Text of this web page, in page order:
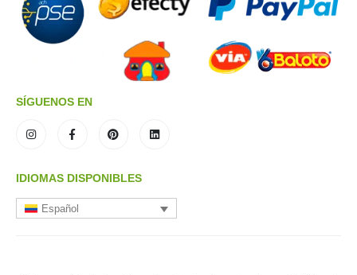
SÍGUENOS EN
IDIOMAS DISPONIBLES
Español